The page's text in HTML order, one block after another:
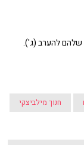
שלהם להערב (ג').
חנוך מילביצקי